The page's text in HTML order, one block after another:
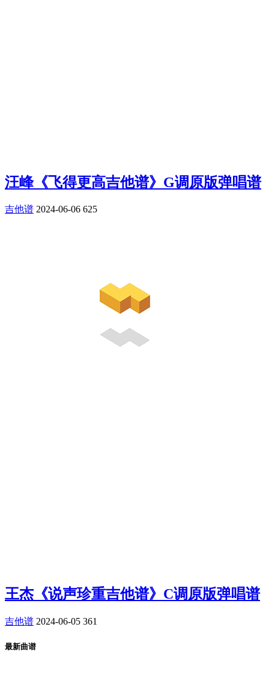
汪峰《飞得更高吉他谱》G调原版弹唱谱
吉他谱 2024-06-06 625
王杰《说声珍重吉他谱》C调原版弹唱谱
吉他谱 2024-06-05 361
最新曲谱